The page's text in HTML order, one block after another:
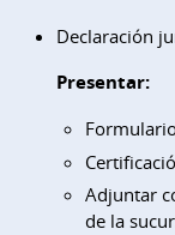
Declaración
Presentar:
Adjuntar
de la